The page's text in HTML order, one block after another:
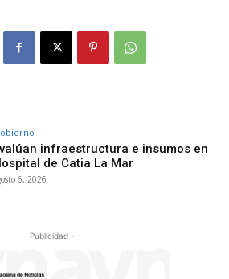
infraestructura e insumos en
de Catia La Mar
6, 2026
- Publicidad -